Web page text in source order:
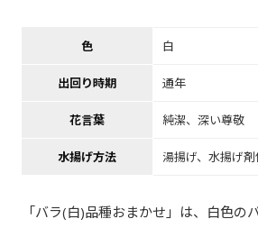
色 白
出回り時期 通年
花言葉 純潔、深い尊敬
水揚げ方法 湯揚げ、水揚げ剤
「バラ(白)品種おまかせ」は、白色の